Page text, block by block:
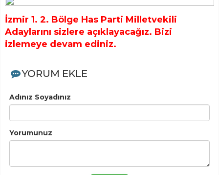
İzmir 1. 2. Bölge Has Parti Milletvekili
Adaylarını sizlere açıklayacağız. Bizi
izlemeye devam ediniz.
YORUM EKLE
Adınız Soyadınız
Yorumunuz